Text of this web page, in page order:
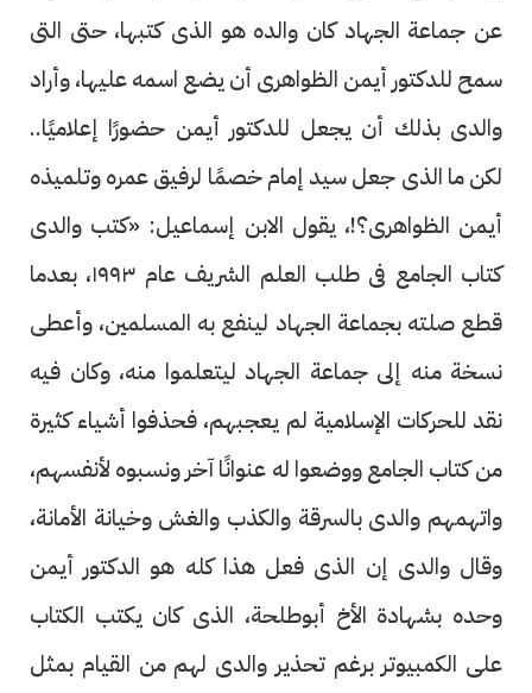
عن جماعة الجهاد كان والده هو الذى كتبها، حتى التى
سمح للدكتور أيمن الظواهرى أن يضع اسمه عليها، وأراد
والدى بذلك أن يجعل للدكتور أيمن حضورًا إعلاميًا..
لكن ما الذى جعل سيد إمام خصمًا لرفيق عمره وتلميذه
أيمن الظواهرى؟!، يقول الابن إسماعيل: «كتب والدى
كتاب الجامع فى طلب العلم الشريف عام ١٩٩٣، بعدما
قطع صلته بجماعة الجهاد لينفع به المسلمين، وأعطى
نسخة منه إلى جماعة الجهاد ليتعلموا منه، وكان فيه
نقد للحركات الإسلامية لم يعجبهم، فحذفوا أشياء كثيرة
من كتاب الجامع ووضعوا له عنوانًا آخر ونسبوه لأنفسهم،
واتهمهم والدى بالسرقة والكذب والغش وخيانة الأمانة،
وقال والدى إن الذى فعل هذا كله هو الدكتور أيمن
وحده بشهادة الأخ أبوطلحة، الذى كان يكتب الكتاب
على الكمبيوتر برغم تحذير والدى لهم من القيام بمثل